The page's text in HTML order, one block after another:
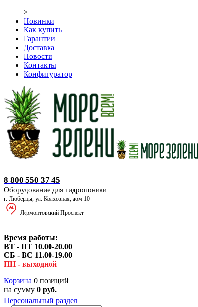
>
Новинки
Как купить
Гарантии
Доставка
Новости
Контакты
Конфигуратор
8 800 550 37 45
Оборудование для гидропоники
г. Люберцы, ул. Колхозная, дом 10
Лермонтовский Проспект
Время работы:
ВТ - ПТ 10.00-20.00
СБ - ВС 11.00-19.00
ПН - выходной
Корзина 0 позиций
на сумму 0 руб.
Персональный раздел